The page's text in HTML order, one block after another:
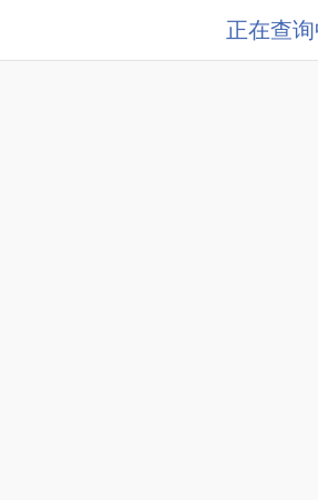
正在查询